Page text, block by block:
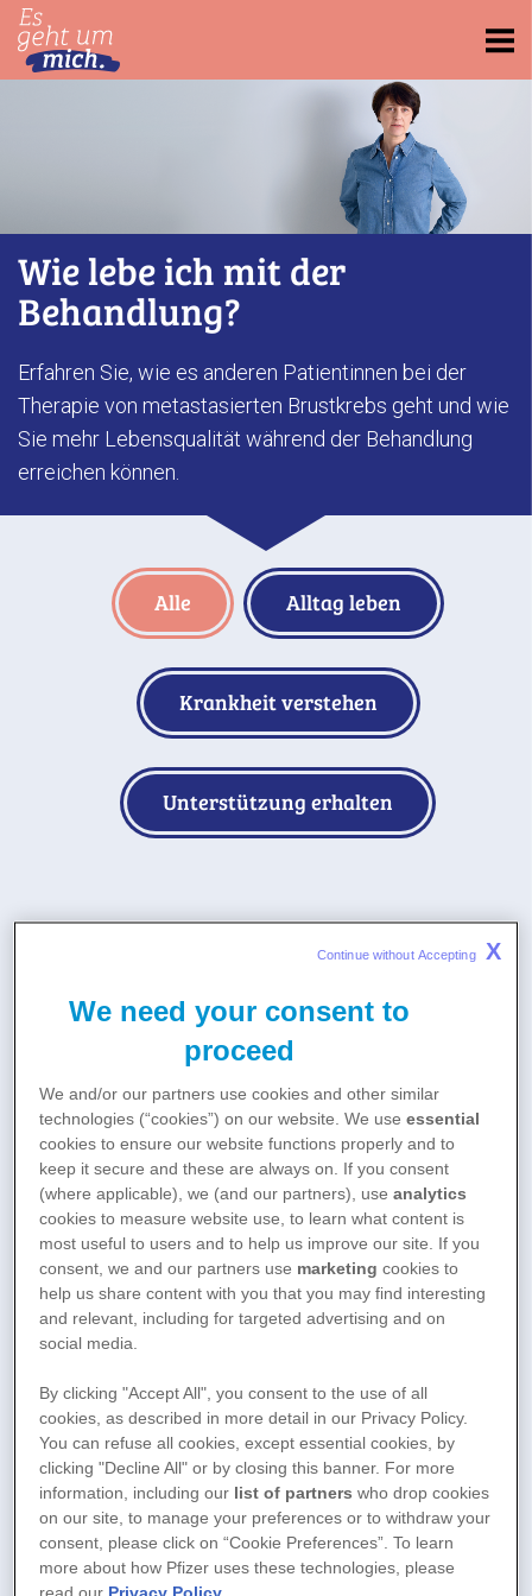
Skip
to
main
Wie lebe ich mit der
Behandlung?
Erfahren Sie, wie es anderen Patientinnen bei der
Therapie von metastasierten Brustkrebs geht und wie
Sie mehr Lebensqualität während der Behandlung
erreichen können.
Alle Alltag leben
Krankheit verstehen
Unterstützung erhalten
Alltag leben
Aktiv werden: Brustkrebs und
Sport
Bereits mit moderatem Training wie
Spaziergängen und Yoga können Sie
We need your consent to
proceed
We and/or our partners use cookies and other similar
technologies (“cookies”) on our website. We useessential
cookies to ensure our website functions properly and to
keep it secure and these are always on. If you consent
(where applicable), we (and our partners), useanalytics
cookies to measure website use, to learn what content is
most useful to users and to help us improve our site. If you
consent, we and our partners use marketing cookies to
help us share content with you that you may find interesting
and relevant, including for targeted advertising and on
social media.
By clicking "Accept All", you consent to the use of all
cookies, as described in more detail in our Privacy Policy.
You can refuse all cookies, except essential cookies, by
clicking "Decline All" or by closing this banner. For more
information, including our list of partners who drop cookies
on our site, to manage your preferences or to withdraw your
consent, please click on “Cookie Preferences”. To learn
more about how Pfizer uses these technologies, please
Continue without Accepting X